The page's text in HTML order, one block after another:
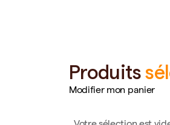
Produits
Modifier mon panier